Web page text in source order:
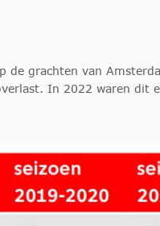
grachten van
In 2022 waren